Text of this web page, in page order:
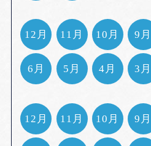
12月 11月 10月 9月
6月 5月 4月 3月
12月 11月 10月 9月